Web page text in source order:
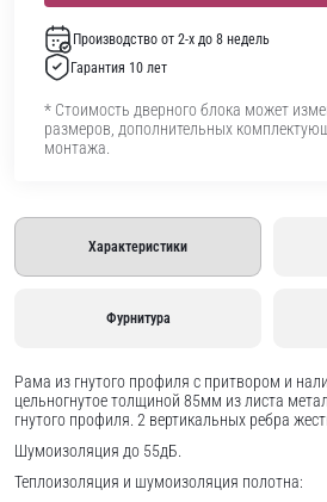
Производство от 2-х до 8 недель
Гарантия 10 лет
* Стоимость дверного блока может
размеров, дополнительных
монтажа.
Характеристики
Фурнитура
Рама из гнутого профиля с притвором и
цельногнутое толщиной 85мм из листа
гнутого профиля. 2 вертикальных ребра
Шумоизоляция до 55дБ.
Теплоизоляция и шумоизоляция полотна: